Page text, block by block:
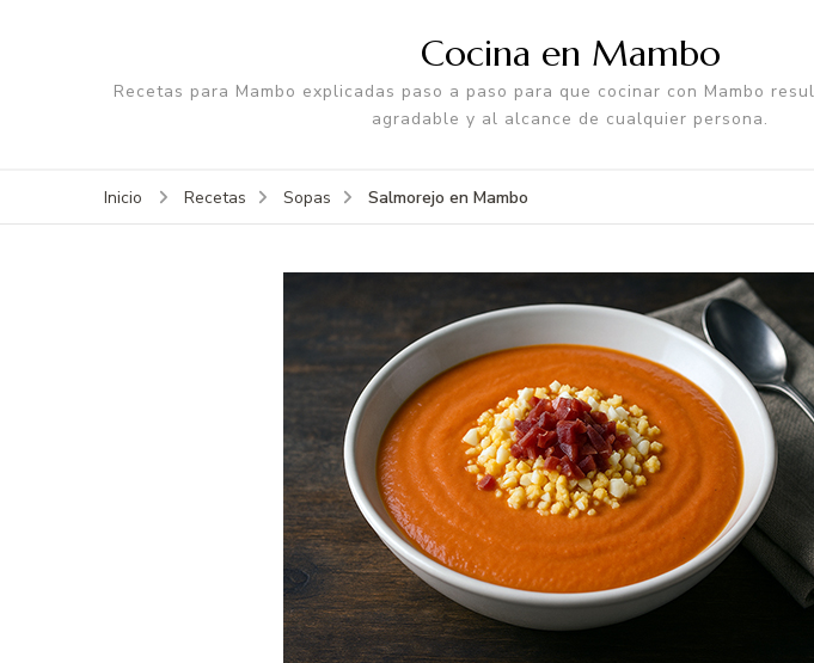
Cocina en Mambo
Recetas para Mambo explicadas paso a paso para que cocinar con Mambo
agradable y al alcance de cualquier persona.
Inicio Recetas Sopas Salmorejo en Mambo